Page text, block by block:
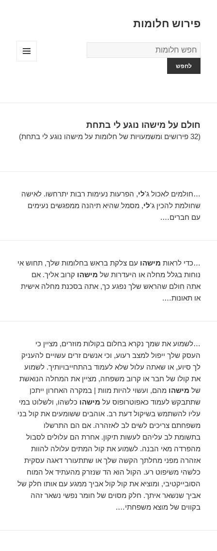
פירוש חלומות
מילון
החלומות
חולם על מישהו נוגע לי בתחת
(32 פירושים ומשמעויות של חלומות על מישהו נוגע לי בתחת)
…חולמים לאכול ג'לי, הפרעות נעימות רבות יתרחשו. לאישה
שחולמת להכין ג'לי, מסמל שהיא תיהנה ממפגשים נעימים
עם חברים….
…כדי לראות מישהו עם צלקת בראש בחלומות שלך, תחוש אי
נוחות בגלל מחלה או היעדרות של מישהו קרוב אליך. אם
אתה חולם שהראש שלך נפגע כך, אתה בסכנת מחלה אישית
או תאונות….
…לשמוע את שמך נקרא בחלום בקולות מוזרים, מציין כי
העסק שלך ייפול למצב רעוע, וכי אנשים זרים עשויים להעניק
לך סיוע, או שאתה עלול שלא לעמוד בהתחייבויותיך. לשמוע
את קולו של חבר או קרוב משפחה, מציין את המחלה הנואשת
של מישהו מהם, ועשוי להיות מוות | במקרה האחרון ייתכן
שתתבקש לעמוד כאפוטרופוס על מישהו כלשהו, ​​ולשלוט במי
עליו להשתמש בשיקול דעת רב. אוהבים ששומעים את קול בני
משפחתם צריכים לשים לב לאזהרה. אם הם התרשלו
בתשומת לב עליהם לעשות תיקון. אחרת הם עלולים לסבול
מהפרדה מאי הבנה. לשמוע את קול המתים עלולה להוות
אזהרה מפני מחלתך הקשה שלך או שתתעורר דאגה עסקית
כלשהי משיפוט רע. הקול הוא הד שנזרק מהעתיד אל המוח
הסובייקטיבי, ומוציא את קול קול אביך ממגע עם אותו חלק של
אביך שנשאר איתך. חלק מסוים של חומר נפשי נשאר זהה
בקווים של מוצא משפחתי….